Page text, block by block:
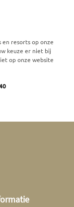
resorts op onze
keuze er niet bij
op onze website